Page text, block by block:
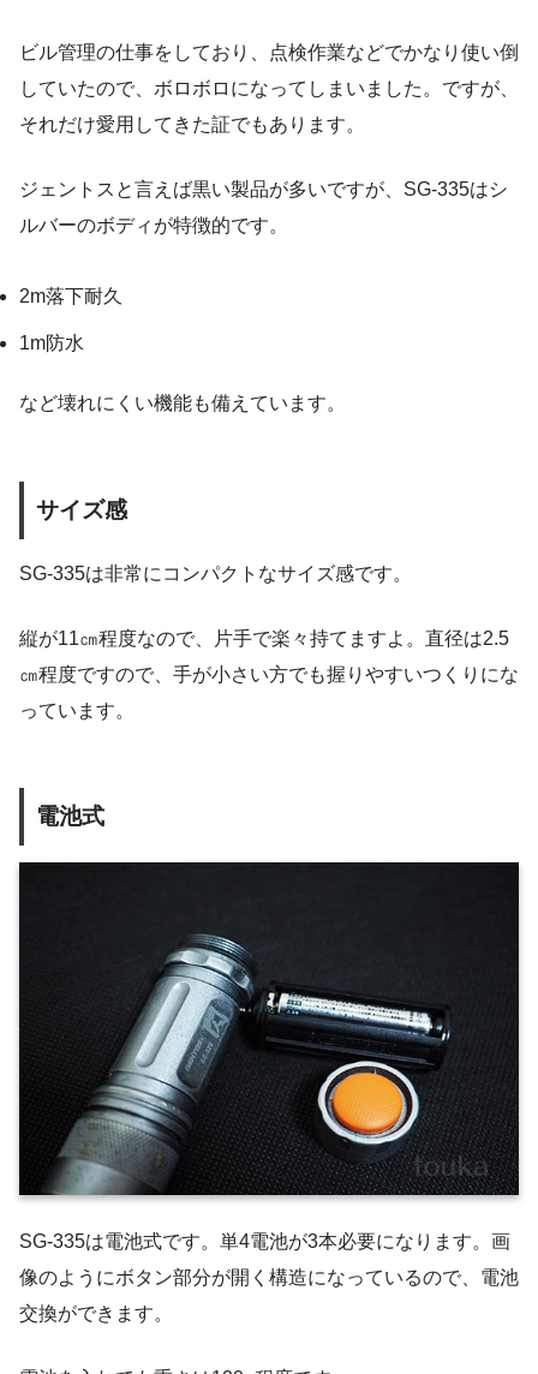
ビル管理の仕事をしており、点検作業などでかなり使い倒
していたので、ボロボロになってしまいました。ですが、
それだけ愛用してきた証でもあります。
ジェントスと言えば黒い製品が多いですが、SG-335はシ
ルバーのボディが特徴的です。
2m落下耐久
1m防水
など壊れにくい機能も備えています。
サイズ感
SG-335は非常にコンパクトなサイズ感です。
縦が11㎝程度なので、片手で楽々持てますよ。直径は2.5
㎝程度ですので、手が小さい方でも握りやすいつくりにな
っています。
電池式
SG-335は電池式です。単4電池が3本必要になります。画
像のようにボタン部分が開く構造になっているので、電池
交換ができます。